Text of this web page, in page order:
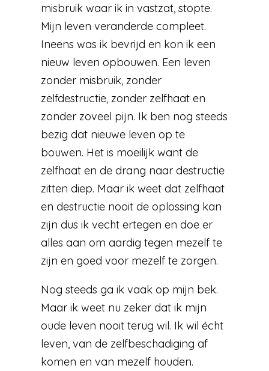
misbruik waar ik in vastzat, stopte.
Mijn leven veranderde compleet.
Ineens was ik bevrijd en kon ik een
nieuw leven opbouwen. Een leven
zonder misbruik, zonder
zelfdestructie, zonder zelfhaat en
zonder zoveel pijn. Ik ben nog steeds
bezig dat nieuwe leven op te
bouwen. Het is moeilijk want de
zelfhaat en de drang naar destructie
zitten diep. Maar ik weet dat zelfhaat
en destructie nooit de oplossing kan
zijn dus ik vecht ertegen en doe er
alles aan om aardig tegen mezelf te
zijn en goed voor mezelf te zorgen.
Nog steeds ga ik vaak op mijn bek.
Maar ik weet nu zeker dat ik mijn
oude leven nooit terug wil. Ik wil écht
leven, van de zelfbeschadiging af
komen en van mezelf houden.